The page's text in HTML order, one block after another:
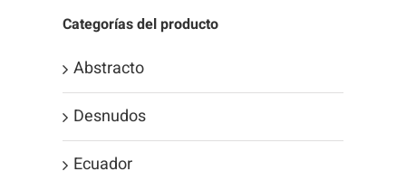
Categorías del producto
Abstracto
Desnudos
Ecuador